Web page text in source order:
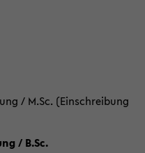
/ M.Sc. (Einschreibung
/ B.Sc.